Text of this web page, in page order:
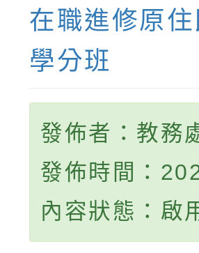
在職進修原
學分班
發佈者：教務
發佈時間：
內容狀態：啟